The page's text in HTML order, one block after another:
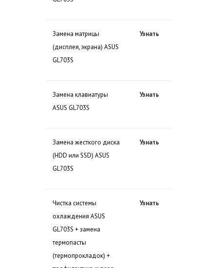
Замена матрицы
(дисплея, экрана) ASUS
GL703S
Узнать
Замена клавиатуры
ASUS GL703S
Узнать
Замена жесткого диска
(HDD или SSD) ASUS
GL703S
Узнать
Чистка системы
охлаждения ASUS
GL703S + замена
термопасты
(термопрокладок) +
Узнать